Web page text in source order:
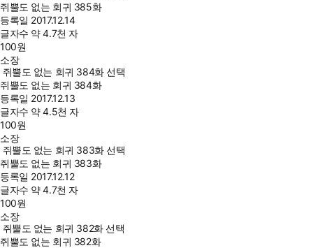
쥐뿔도 없는 회귀 385화
등록일 2017.12.14
글자수 약 4.7천 자
100원
소장
쥐뿔도 없는 회귀 384화 선택
쥐뿔도 없는 회귀 384화
등록일 2017.12.13
글자수 약 4.5천 자
100원
소장
쥐뿔도 없는 회귀 383화 선택
쥐뿔도 없는 회귀 383화
등록일 2017.12.12
글자수 약 4.7천 자
100원
소장
쥐뿔도 없는 회귀 382화 선택
쥐뿔도 없는 회귀 382화